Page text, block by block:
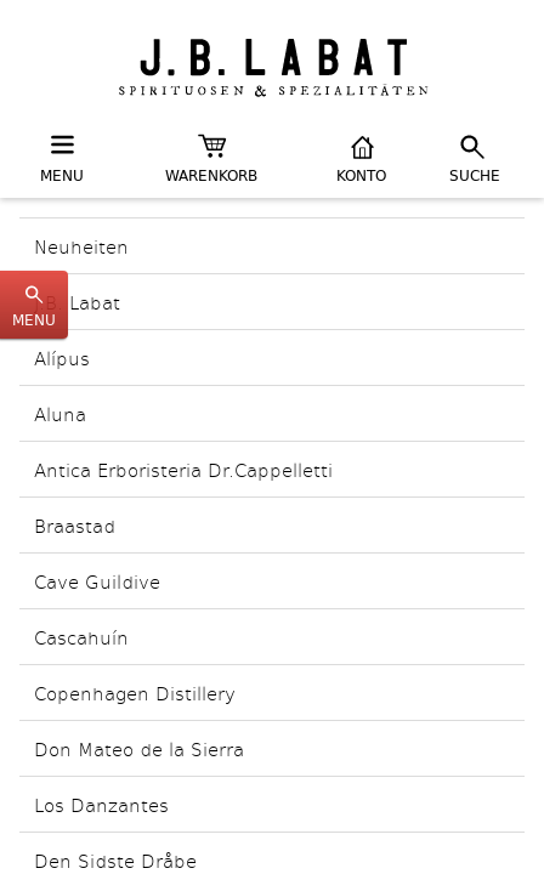
MENU WARENKORB KONTO SUCHE
Neuheiten
J.B. Labat
Alípus
Aluna
Antica Erboristeria Dr.Cappelletti
Braastad
Cave Guildive
Cascahuín
Copenhagen Distillery
Don Mateo de la Sierra
Los Danzantes
Den Sidste Dråbe
MENU